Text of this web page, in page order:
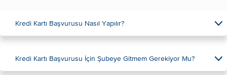
Kredi Kartı Başvurusu Nasıl Yapılır?
Kredi Kartı Başvurusu İçin Şubeye Gitmem Gerekiyor Mu?